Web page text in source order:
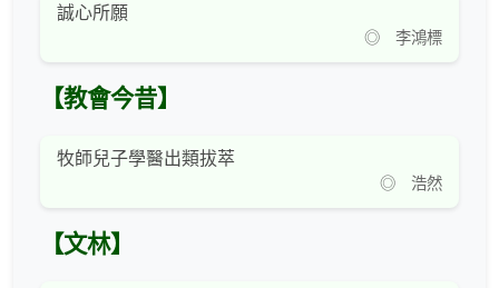
誠心所願
◎ 李鴻標
【教會今昔】
牧師兒子學醫出類拔萃
◎ 浩然
【文林】